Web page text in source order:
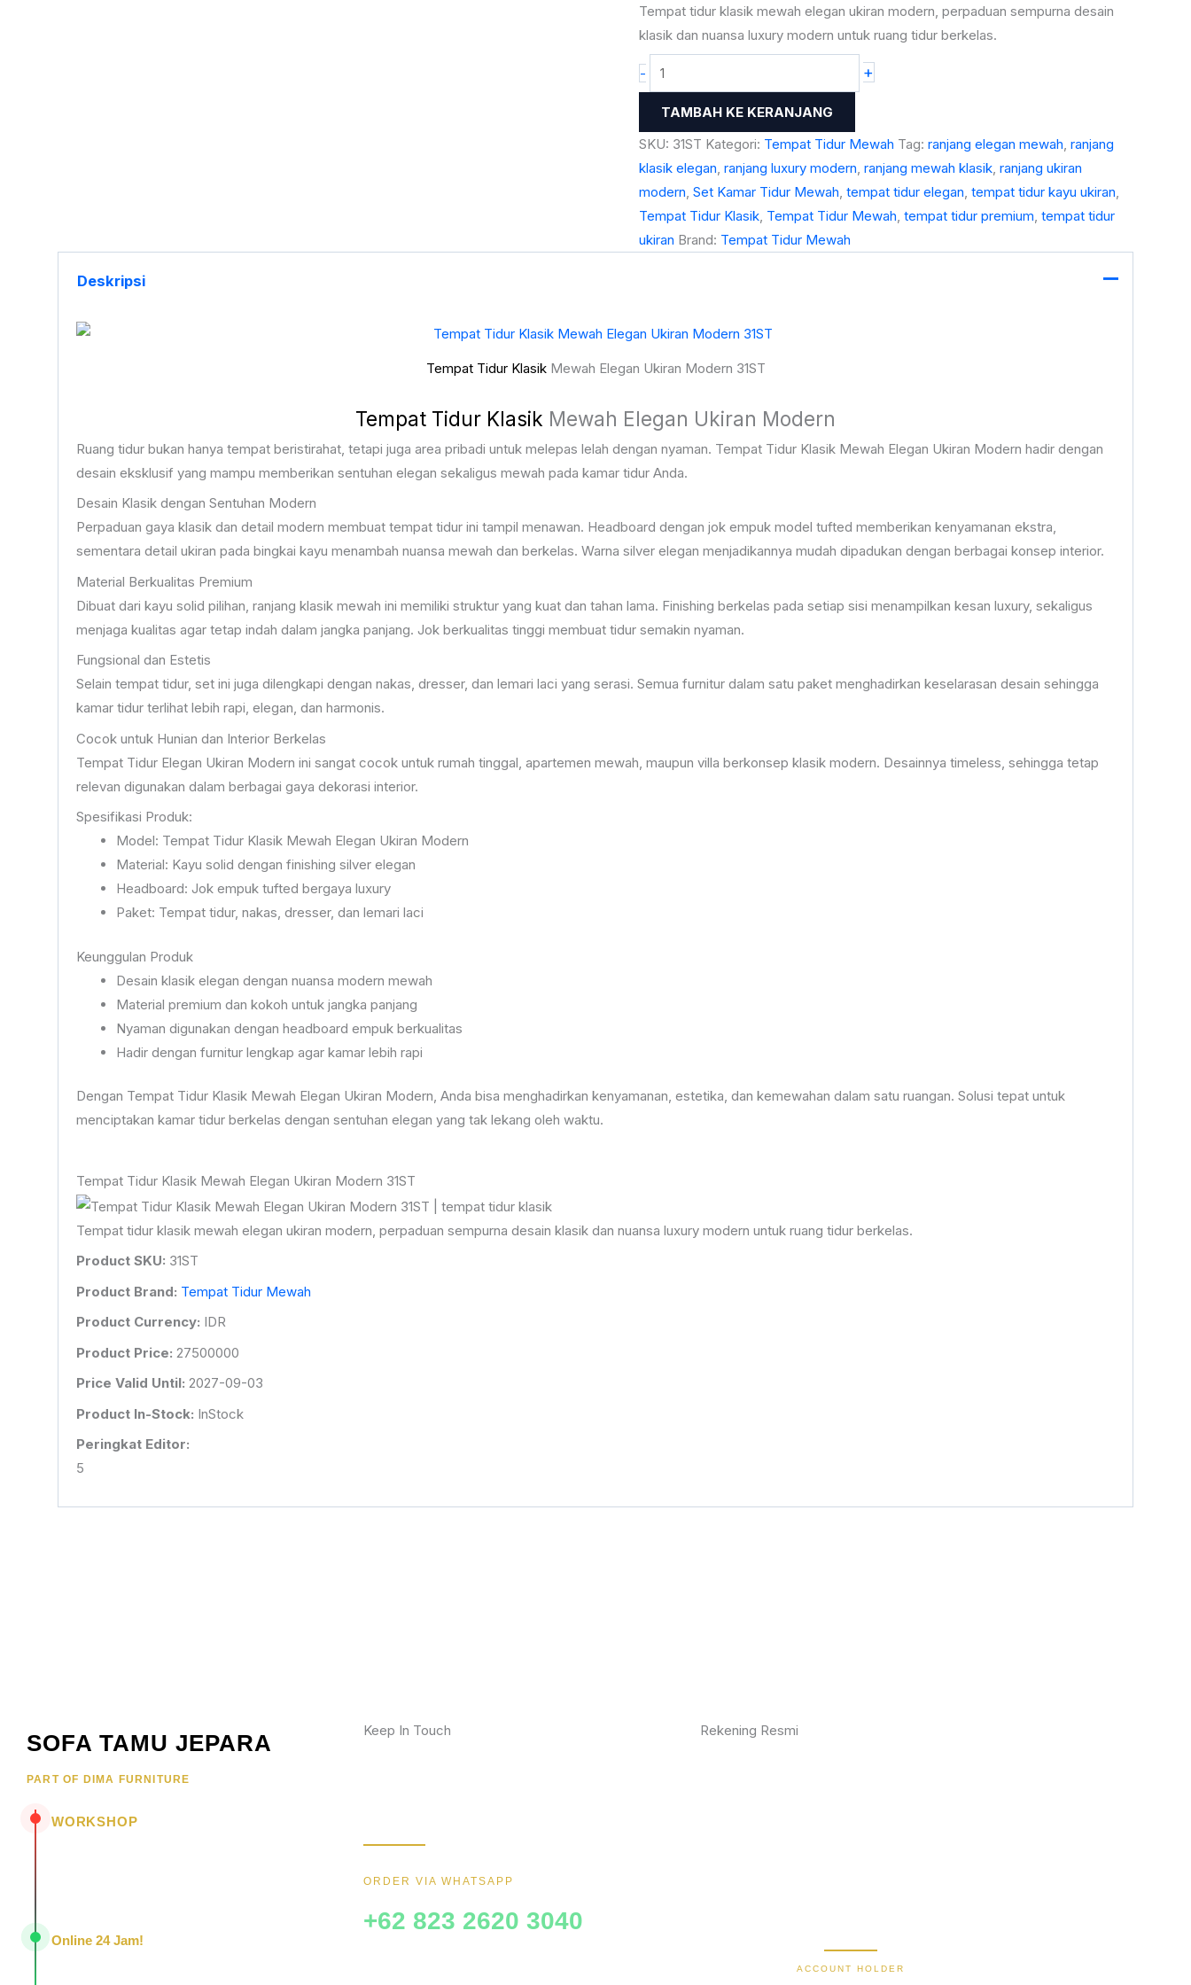
Tempat tidur klasik mewah elegan ukiran modern, perpaduan sempurna desain
klasik dan nuansa luxury modern untuk ruang tidur berkelas.
-
31ST
+
TAMBAH KE KERANJANG
SKU: 31ST Kategori: Tempat Tidur Mewah Tag: ranjang elegan mewah, ranjang
klasik elegan, ranjang luxury modern, ranjang mewah klasik, ranjang ukiran
modern, Set Kamar Tidur Mewah, tempat tidur elegan, tempat tidur kayu ukiran,
Tempat Tidur Klasik, Tempat Tidur Mewah, tempat tidur premium, tempat tidur
ukiran Brand: Tempat Tidur Mewah
Deskripsi
Tempat Tidur KlasikMewah Elegan Ukiran Modern 31ST
Tempat Tidur Klasik Mewah Elegan Ukiran Modern
Ruang tidur bukan hanya tempat beristirahat, tetapi juga area pribadi untuk melepas lelah dengan nyaman. Tempat Tidur Klasik Mewah Elegan Ukiran Modern hadir dengan
desain eksklusif yang mampu memberikan sentuhan elegan sekaligus mewah pada kamar tidur Anda.
Desain Klasik dengan Sentuhan Modern
Perpaduan gaya klasik dan detail modern membuat tempat tidur ini tampil menawan. Headboard dengan jok empuk model tufted memberikan kenyamanan ekstra,
sementara detail ukiran pada bingkai kayu menambah nuansa mewah dan berkelas. Warna silver elegan menjadikannya mudah dipadukan dengan berbagai konsep interior.
Material Berkualitas Premium
Dibuat dari kayu solid pilihan, ranjang klasik mewah ini memiliki struktur yang kuat dan tahan lama. Finishing berkelas pada setiap sisi menampilkan kesan luxury, sekaligus
menjaga kualitas agar tetap indah dalam jangka panjang. Jok berkualitas tinggi membuat tidur semakin nyaman.
Fungsional dan Estetis
Selain tempat tidur, set ini juga dilengkapi dengan nakas, dresser, dan lemari laci yang serasi. Semua furnitur dalam satu paket menghadirkan keselarasan desain sehingga
kamar tidur terlihat lebih rapi, elegan, dan harmonis.
Cocok untuk Hunian dan Interior Berkelas
Tempat Tidur Elegan Ukiran Modern ini sangat cocok untuk rumah tinggal, apartemen mewah, maupun villa berkonsep klasik modern. Desainnya timeless, sehingga tetap
relevan digunakan dalam berbagai gaya dekorasi interior.
Spesifikasi Produk:
Model: Tempat Tidur Klasik Mewah Elegan Ukiran Modern
Material: Kayu solid dengan finishing silver elegan
Headboard: Jok empuk tufted bergaya luxury
Paket: Tempat tidur, nakas, dresser, dan lemari laci
Keunggulan Produk
Desain klasik elegan dengan nuansa modern mewah
Material premium dan kokoh untuk jangka panjang
Nyaman digunakan dengan headboard empuk berkualitas
Hadir dengan furnitur lengkap agar kamar lebih rapi
Dengan Tempat Tidur Klasik Mewah Elegan Ukiran Modern, Anda bisa menghadirkan kenyamanan, estetika, dan kemewahan dalam satu ruangan. Solusi tepat untuk
menciptakan kamar tidur berkelas dengan sentuhan elegan yang tak lekang oleh waktu.
Tempat Tidur Klasik Mewah Elegan Ukiran Modern 31ST
Tempat tidur klasik mewah elegan ukiran modern, perpaduan sempurna desain klasik dan nuansa luxury modern untuk ruang tidur berkelas.
Product SKU: 31ST
Product Brand: Tempat Tidur Mewah
Product Currency: IDR
Product Price: 27500000
Price Valid Until: 2027-09-03
Product In-Stock: InStock
Peringkat Editor:
5
SOFA TAMU JEPARA
PART OF DIMA FURNITURE
WORKSHOP
Online 24 Jam!
Keep In Touch
ORDER VIA WHATSAPP
+62 823 2620 3040
Rekening Resmi
ACCOUNT HOLDER